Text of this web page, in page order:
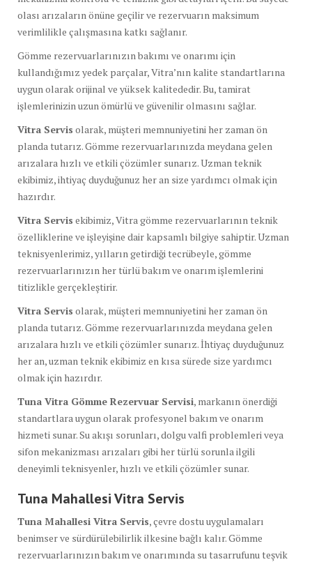
olası arızaların önüne geçilir ve rezervuarın maksimum
verimlilikle çalışmasına katkı sağlanır.
Gömme rezervuarlarınızın bakımı ve onarımı için
kullandığımız yedek parçalar, Vitra’nın kalite standartlarına
uygun olarak orijinal ve yüksek kalitededir. Bu, tamirat
işlemlerinizin uzun ömürlü ve güvenilir olmasını sağlar.
Vitra Servis olarak, müşteri memnuniyetini her zaman ön
planda tutarız. Gömme rezervuarlarınızda meydana gelen
arızalara hızlı ve etkili çözümler sunarız. Uzman teknik
ekibimiz, ihtiyaç duyduğunuz her an size yardımcı olmak için
hazırdır.
Vitra Servis ekibimiz, Vitra gömme rezervuarlarının teknik
özelliklerine ve işleyişine dair kapsamlı bilgiye sahiptir. Uzman
teknisyenlerimiz, yılların getirdiği tecrübeyle, gömme
rezervuarlarınızın her türlü bakım ve onarım işlemlerini
titizlikle gerçekleştirir.
Vitra Servis olarak, müşteri memnuniyetini her zaman ön
planda tutarız. Gömme rezervuarlarınızda meydana gelen
arızalara hızlı ve etkili çözümler sunarız. İhtiyaç duyduğunuz
her an, uzman teknik ekibimiz en kısa sürede size yardımcı
olmak için hazırdır.
Tuna Vitra Gömme Rezervuar Servisi, markanın önerdiği
standartlara uygun olarak profesyonel bakım ve onarım
hizmeti sunar. Su akışı sorunları, dolgu valfi problemleri veya
sifon mekanizması arızaları gibi her türlü sorunla ilgili
deneyimli teknisyenler, hızlı ve etkili çözümler sunar.
Tuna Mahallesi Vitra Servis
Tuna Mahallesi Vitra Servis, çevre dostu uygulamaları
benimser ve sürdürülebilirlik ilkesine bağlı kalır. Gömme
rezervuarlarınızın bakım ve onarımında su tasarrufunu teşvik